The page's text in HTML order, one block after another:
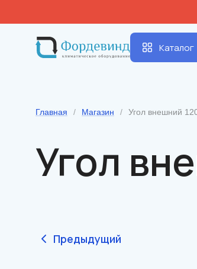
Каталог
Главная / Магазин / Угол внешний
Угол
Предыдущий